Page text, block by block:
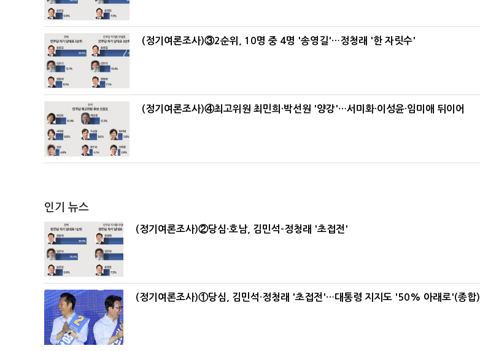
(정기여론조사)③2순위, 10명 중 4명 '송영길'…정청래 '한 자릿수'
(정기여론조사)④최고위원 최민희·박선원 '양강'…서미화·이성윤·임미애 뒤이어
인기 뉴스
(정기여론조사)②당심·호남, 김민석-정청래 '초접전'
(정기여론조사)①당심, 김민석·정청래 '초접전'…대통령 지지도 '50% 아래로'(종합)